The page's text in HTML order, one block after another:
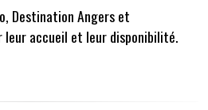
Destination Angers et
leur accueil et leur disponibilité.